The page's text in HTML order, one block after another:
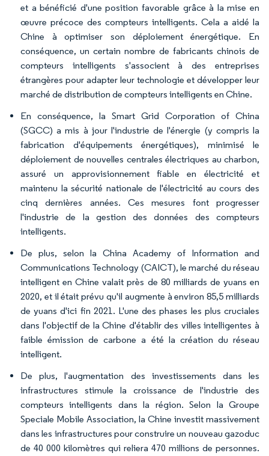
et a bénéficié d'une position favorable grâce à la mise en
œuvre précoce des compteurs intelligents. Cela a aidé la
Chine à optimiser son déploiement énergétique. En
conséquence, un certain nombre de fabricants chinois de
compteurs intelligents s'associent à des entreprises
étrangères pour adapter leur technologie et développer leur
marché de distribution de compteurs intelligents en Chine.
En conséquence, la Smart Grid Corporation of China
(SGCC) a mis à jour l'industrie de l'énergie (y compris la
fabrication d'équipements énergétiques), minimisé le
déploiement de nouvelles centrales électriques au charbon,
assuré un approvisionnement fiable en électricité et
maintenu la sécurité nationale de l'électricité au cours des
cinq dernières années. Ces mesures font progresser
l'industrie de la gestion des données des compteurs
intelligents.
De plus, selon la China Academy of Information and
Communications Technology (CAICT), le marché du réseau
intelligent en Chine valait près de 80 milliards de yuans en
2020, et il était prévu qu'il augmente à environ 85,5 milliards
de yuans d'ici fin 2021. L'une des phases les plus cruciales
dans l'objectif de la Chine d'établir des villes intelligentes à
faible émission de carbone a été la création du réseau
intelligent.
De plus, l'augmentation des investissements dans les
infrastructures stimule la croissance de l'industrie des
compteurs intelligents dans la région. Selon la Groupe
Speciale Mobile Association, la Chine investit massivement
dans les infrastructures pour construire un nouveau gazoduc
de 40 000 kilomètres qui reliera 470 millions de personnes.